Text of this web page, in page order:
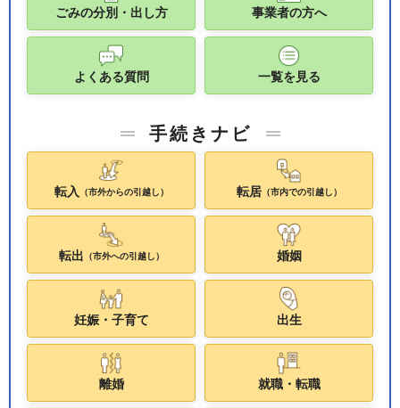
ごみの分別・出し方 事業者の方へ
よくある質問 一覧を見る
手続きナビ
転入 （市外からの引越し） 転居（市内での引越し）
転出 （市外への引越し） 婚姻
妊娠・子育て 出生
離婚 就職・転職